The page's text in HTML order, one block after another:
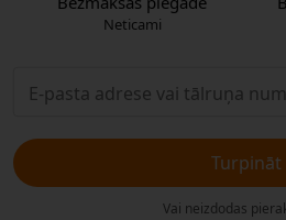
Neticami
Turpināt
Vai neizdodas